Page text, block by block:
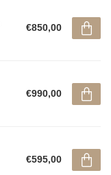
€850,00
€990,00
€595,00